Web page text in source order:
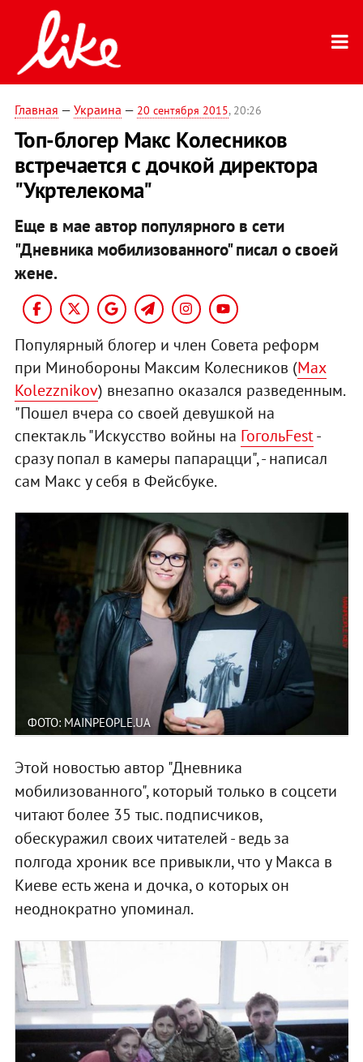
Главная — Украина — 20 сентября 2015, 20:26
Топ-блогер Макс Колесников
встречается с дочкой директора
"Укртелекома"
Еще в мае автор популярного в сети
"Дневника мобилизованного" писал о своей
жене.
Популярный блогер и член Совета реформ
при Минобороны Максим Колесников (Max
Kolezznikov) внезапно оказался разведенным.
"Пошел вчера со своей девушкой на
спектакль "Искусство войны на ГогольFest-
сразу попал в камеры папарацци", - написал
сам Макс у себя в Фейсбуке.
ФОТО: MAINPEOPLE.UA
Этой новостью автор "Дневника
мобилизованного", который только в соцсети
читают более 35 тыс. подписчиков,
обескуражил своих читателей - ведь за
полгода хроник все привыкли, что у Макса в
Киеве есть жена и дочка, о которых он
неоднократно упоминал.